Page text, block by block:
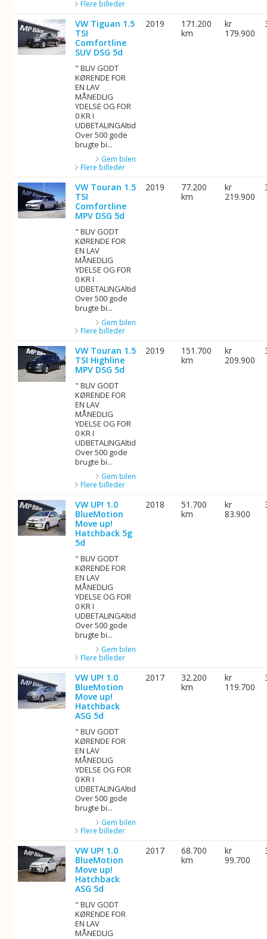
Flere billeder
VW Tiguan 1.5
TSI
Comfortline
SUV DSG 5d
" BLIV GODT
KØRENDE FOR
EN LAV
MÅNEDLIG
YDELSE OG FOR
0 KR I
UDBETALINGAltid
Over 500 gode
brugte bi...
Gem bilen
Flere billeder
2019
171.200
km
kr
179.900
VW Touran 1.5
TSI
Comfortline
MPV DSG 5d
" BLIV GODT
KØRENDE FOR
EN LAV
MÅNEDLIG
YDELSE OG FOR
0 KR I
UDBETALINGAltid
Over 500 gode
brugte bi...
Gem bilen
Flere billeder
2019
77.200
km
kr
219.900
VW Touran 1.5
TSI Highline
MPV DSG 5d
" BLIV GODT
KØRENDE FOR
EN LAV
MÅNEDLIG
YDELSE OG FOR
0 KR I
UDBETALINGAltid
Over 500 gode
brugte bi...
Gem bilen
Flere billeder
2019
151.700
km
kr
209.900
VW UP! 1.0
BlueMotion
Move up!
Hatchback 5g
5d
" BLIV GODT
KØRENDE FOR
EN LAV
MÅNEDLIG
YDELSE OG FOR
0 KR I
UDBETALINGAltid
Over 500 gode
brugte bi...
Gem bilen
Flere billeder
2018
51.700
km
kr
83.900
VW UP! 1.0
BlueMotion
Move up!
Hatchback
ASG 5d
" BLIV GODT
KØRENDE FOR
EN LAV
MÅNEDLIG
YDELSE OG FOR
0 KR I
UDBETALINGAltid
Over 500 gode
brugte bi...
Gem bilen
Flere billeder
2017
32.200
km
kr
119.700
VW UP! 1.0
BlueMotion
Move up!
Hatchback
ASG 5d
" BLIV GODT
KØRENDE FOR
EN LAV
MÅNEDLIG
2017
68.700
km
kr
99.700